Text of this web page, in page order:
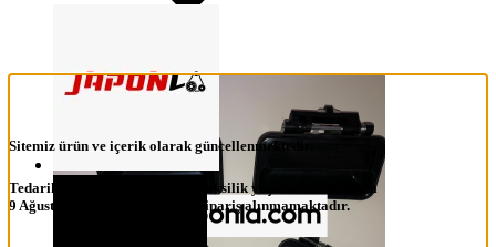
Sitemiz ürün ve içerik olarak güncellenmektedir.
Tedarik ve teslim sürecinde bir aksilik yaşamamanız adına
9 Ağustos 2026 tarihine kadar sipariş alınmamaktadır.